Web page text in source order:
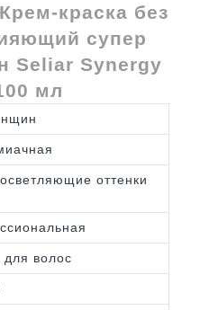
Крем-краска без
супер
Seliar Synergy
мл
оттенки
для волос